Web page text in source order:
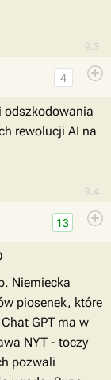
9.3
9.4
4
odszkodowania
rewolucji AI na
13
Niemiecka
piosenek, które
GPT ma w
NYT - toczy
pozwali